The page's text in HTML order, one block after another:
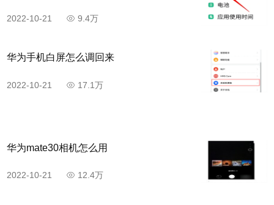
2022-10-21 9.4万
华为手机白屏怎么调回来
2022-10-21 17.1万
华为mate30相机怎么用
2022-10-21 12.4万